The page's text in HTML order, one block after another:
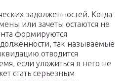
задолженностей. Когда
или зачеты остаются не
формируются
так называемые
отводится
если уложиться в него не
стать серьезным